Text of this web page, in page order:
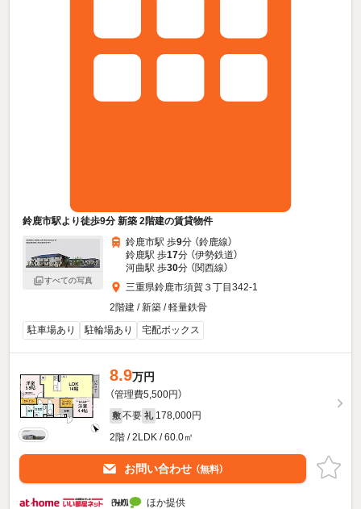
鈴鹿市駅より徒歩9分 新築 2階建の賃貸物件
すべての写真
鈴鹿市駅 歩9分 （鈴鹿線）
鈴鹿駅 歩17分 （伊勢鉄道）
河曲駅 歩30分 （関西線）
三重県鈴鹿市須賀３丁目342-1
2階建 / 新築 / 軽量鉄骨
駐車場あり
駐輪場あり 宅配ボックス
8.9万円
（管理費5,500円）
敷 不要 礼 178,000円
2階 / 2LDK / 60.0㎡
お問い合わせ （無料）
ほか提供